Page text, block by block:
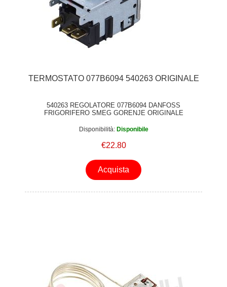
TERMOSTATO 077B6094 540263 ORIGINALE
540263 REGOLATORE 077B6094 DANFOSS
FRIGORIFERO SMEG GORENJE ORIGINALE
Disponibilità: Disponibile
€22.80
Acquista